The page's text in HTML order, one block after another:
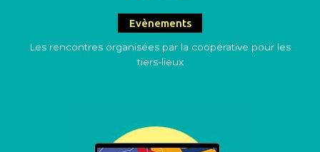
Evènements
Les rencontres organisées par la coopérative pour les
tiers-lieux